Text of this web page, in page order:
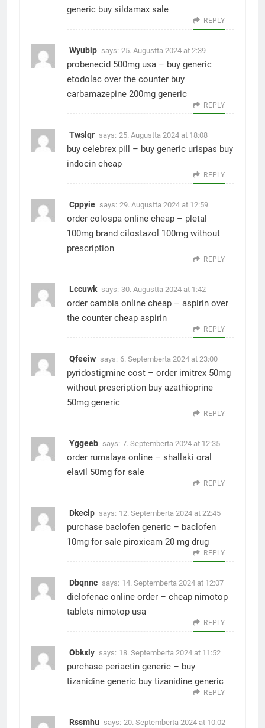
generic buy sildamax sale
REPLY
Wyubip says: 25. Augustta 2024 at 2:39
probenecid 500mg usa – buy generic
etodolac over the counter buy
carbamazepine 200mg generic
REPLY
Twslqr says: 25. Augustta 2024 at 18:08
buy celebrex pill – buy generic urispas buy
indocin cheap
REPLY
Cppyie says: 29. Augustta 2024 at 12:59
order colospa online cheap – pletal
100mg brand cilostazol 100mg without
prescription
REPLY
Lccuwk says: 30. Augustta 2024 at 1:42
order cambia online cheap – aspirin over
the counter cheap aspirin
REPLY
Qfeeiw says: 6. Septemberta 2024 at 23:00
pyridostigmine cost – order imitrex 50mg
without prescription buy azathioprine
50mg generic
REPLY
Yggeeb says: 7. Septemberta 2024 at 12:35
order rumalaya online – shallaki oral
elavil 50mg for sale
REPLY
Dkeclp says: 12. Septemberta 2024 at 22:45
purchase baclofen generic – baclofen
10mg for sale piroxicam 20 mg drug
REPLY
Dbqnnc says: 14. Septemberta 2024 at 12:07
diclofenac online order – cheap nimotop
tablets nimotop usa
REPLY
Obkxly says: 18. Septemberta 2024 at 11:52
purchase periactin generic – buy
tizanidine generic buy tizanidine generic
REPLY
Rssmhu says: 20. Septemberta 2024 at 10:02